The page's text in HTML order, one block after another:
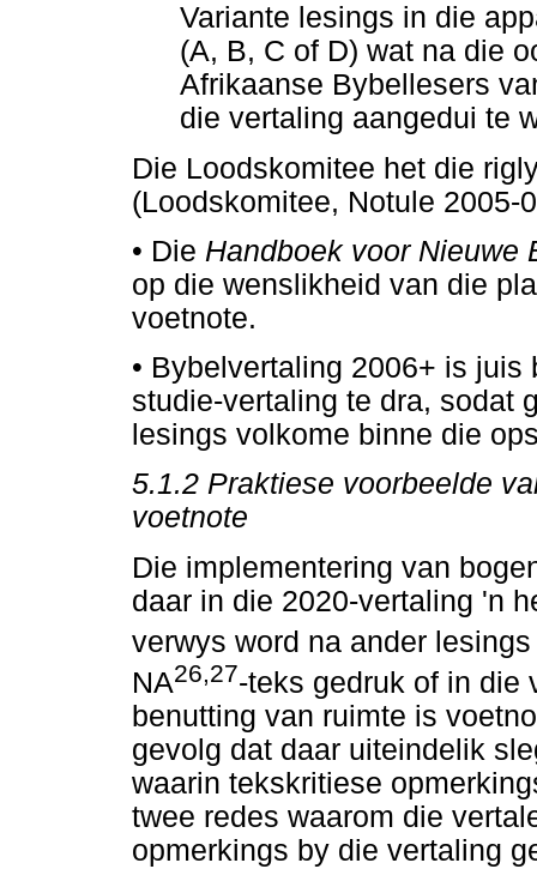
Variante lesings in die
(A, B, C of D) wat na die
Afrikaanse Bybellesers
die vertaling aangedui te
Die Loodskomitee het die
(Loodskomitee, Notule 2005-
• Die Handboek voor Nieuwe
op die wenslikheid van die
voetnote.
• Bybelvertaling 2006+ is juis
studie-vertaling te dra, sodat
lesings volkome binne die
5.1.2 Praktiese voorbeelde
voetnote
Die implementering van
daar in die 2020-vertaling 'n
verwys word na ander
NA26,27-teks gedruk of in die
benutting van ruimte is
gevolg dat daar uiteindelik
waarin tekskritiese
twee redes waarom die
opmerkings by die vertaling